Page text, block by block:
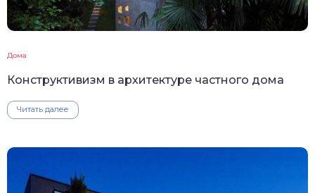
Дома
Конструктивизм в архитектуре частного дома
Читать далее